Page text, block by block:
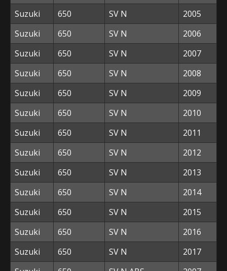
Suzuki
650 SV N
2005
Suzuki
650 SV N
2006
Suzuki
650 SV N
2007
Suzuki
650 SV N
2008
Suzuki
650 SV N
2009
Suzuki
650 SV N
2010
Suzuki
650 SV N
2011
Suzuki
650 SV N
2012
Suzuki
650 SV N
2013
Suzuki
650 SV N
2014
Suzuki
650 SV N
2015
Suzuki
650 SV N
2016
Suzuki
650 SV N
2017